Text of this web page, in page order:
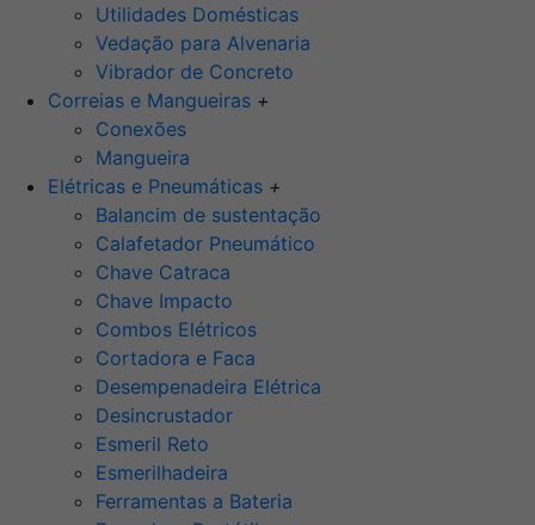
Utilidades Domésticas
Vedação para Alvenaria
Vibrador de Concreto
Correias e Mangueiras +
Conexões
Mangueira
Elétricas e Pneumáticas +
Balancim de sustentação
Calafetador Pneumático
Chave Catraca
Chave Impacto
Combos Elétricos
Cortadora e Faca
Desempenadeira Elétrica
Desincrustador
Esmeril Reto
Esmerilhadeira
Ferramentas a Bateria